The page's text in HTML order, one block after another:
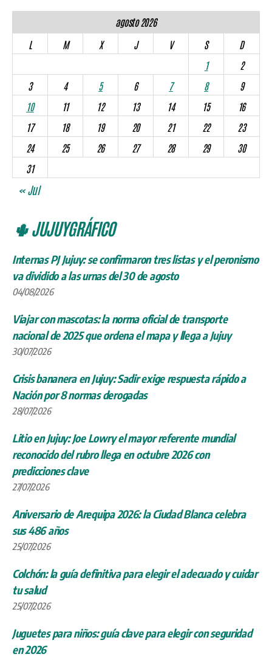
agosto 2026
L
M X J V S
D
1
2
3
4 5 6 7 8
9
10
11 12 13 14 15
16
17
18 19 20 21 22
23
24
25 26 27 28 29
30
31
« Jul
🌵 JUJUYGRÁFICO
Internas PJ Jujuy: se confirmaron tres listas y el peronismo
va dividido a las urnas del 30 de agosto
04/08/2026
Viajar con mascotas: la norma oficial de transporte
nacional de 2025 que ordena el mapa y llega a Jujuy
30/07/2026
Crisis bananera en Jujuy: Sadir exige respuesta rápido a
Nación por 8 normas derogadas
28/07/2026
Litio en Jujuy: Joe Lowry el mayor referente mundial
reconocido del rubro llega en octubre 2026 con
predicciones clave
27/07/2026
Aniversario de Arequipa 2026: la Ciudad Blanca celebra
sus 486 años
25/07/2026
Colchón: la guía definitiva para elegir el adecuado y cuidar
tu salud
25/07/2026
Juguetes para niños: guía clave para elegir con seguridad
en 2026